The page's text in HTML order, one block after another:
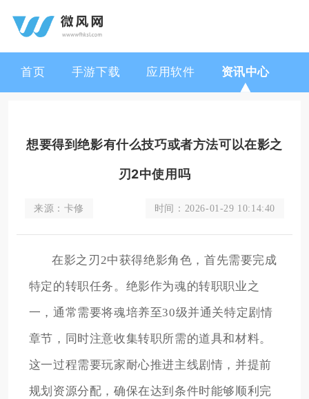
首页 手游下载 应用软件 资讯中心
想要得到绝影有什么技巧或者方法可以在影之
刃2中使用吗
来源： 卡修 时间： 2026-01-29 10:14:40
在影之刃2中获得绝影角色，首先需要完成
特定的转职任务。绝影作为魂的转职职业之
一，通常需要将魂培养至30级并通关特定剧情
章节，同时注意收集转职所需的道具和材料。
这一过程需要玩家耐心推进主线剧情，并提前
规划资源分配，确保在达到条件时能够顺利完